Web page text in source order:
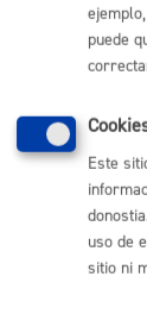
Tamaño
Pasos
puede
Este
uso de
sitio ni